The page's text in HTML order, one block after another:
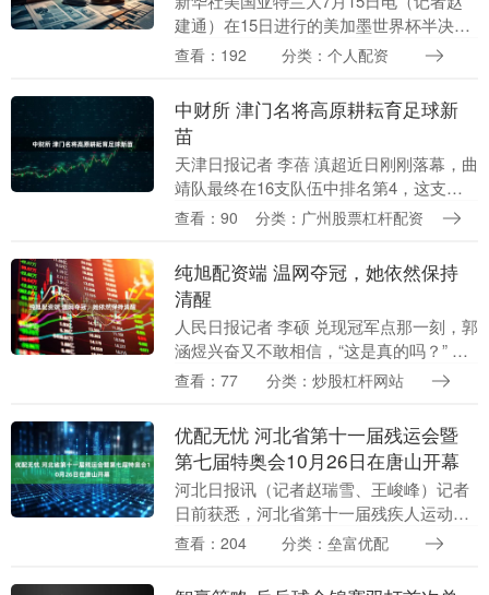
建通）在15日进行的美加墨世界杯半决赛
中，英格兰队以1:2被阿根廷队逆转。终场
球员巴尔....
查看：192 分类：个人配资
中财所 津门名将高原耕耘育足球新
苗
天津日报记者 李蓓 滇超近日刚刚落幕，曲
靖队最终在16支队伍中排名第4，这支队
伍的前任主教练正是津门球迷耳熟能详
将，如今已成....
查看：90 分类：广州股票杠杆配资
纯旭配资端 温网夺冠，她依然保持
清醒
人民日报记者 李硕 兑现冠军点那一刻，郭
涵煜兴奋又不敢相信，“这是真的吗？” 当
地时间7月12日，2026年温布尔登网球锦
左，....
查看：77 分类：炒股杠杆网站
优配无忧 河北省第十一届残运会暨
第七届特奥会10月26日在唐山开幕
河北日报讯（记者赵瑞雪、王峻峰）记者
日前获悉，河北省第十一届残疾人运动会
暨第七届特殊奥林匹克运动会将于10月24
于10月2....
查看：204 分类：垒富优配